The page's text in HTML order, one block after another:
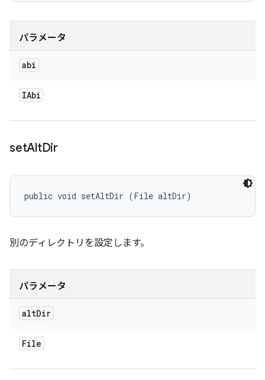
パラメータ
abi
IAbi
setAltDir
public void setAltDir (File altDir)
別のディレクトリを設定します。
パラメータ
altDir
File